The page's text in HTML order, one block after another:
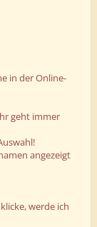
in der Online-
geht immer
angezeigt
werde ich